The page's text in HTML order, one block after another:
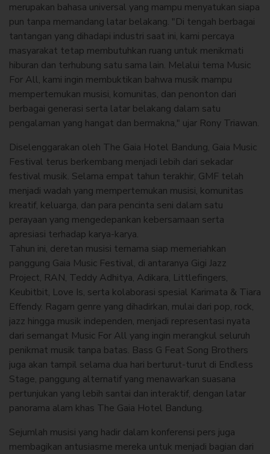
merupakan bahasa universal yang mampu menyatukan siapa
pun tanpa memandang latar belakang. "Di tengah berbagai
tantangan yang dihadapi industri saat ini, kami percaya
masyarakat tetap membutuhkan ruang untuk menikmati
hiburan dan terhubung satu sama lain. Melalui tema Music
For All, kami ingin membuktikan bahwa musik mampu
mempertemukan musisi, komunitas, dan penonton dari
berbagai generasi serta latar belakang dalam satu
pengalaman yang hangat dan bermakna," ujar Rony Triawan.
Diselenggarakan oleh The Gaia Hotel Bandung, Gaia Music
Festival terus berkembang menjadi lebih dari sekadar
festival musik. Selama empat tahun terakhir, GMF telah
menjadi wadah yang mempertemukan musisi, komunitas
kreatif, keluarga, dan para pencinta seni dalam satu
perayaan yang mengedepankan kebersamaan serta
apresiasi terhadap karya-karya.
Tahun ini, deretan musisi ternama siap memeriahkan
panggung Gaia Music Festival, di antaranya Gigi Jazz
Project, RAN, Teddy Adhitya, Adikara, Littlefingers,
Keubitbit, Love Is, serta kolaborasi spesial Karimata & Tiara
Effendy. Ragam genre yang dihadirkan, mulai dari pop, rock,
jazz hingga musik independen, menjadi representasi nyata
dari semangat Music For All yang ingin merangkul seluruh
penikmat musik tanpa batas. Bass G Feat Song Brothers
juga akan tampil selama dua hari berturut-turut di Endless
Stage, panggung alternatif yang menawarkan suasana
pertunjukan yang lebih santai dan interaktif, dengan latar
panorama alam khas The Gaia Hotel Bandung.
Sejumlah musisi yang hadir dalam konferensi pers juga
membagikan antusiasme mereka untuk menjadi bagian dari